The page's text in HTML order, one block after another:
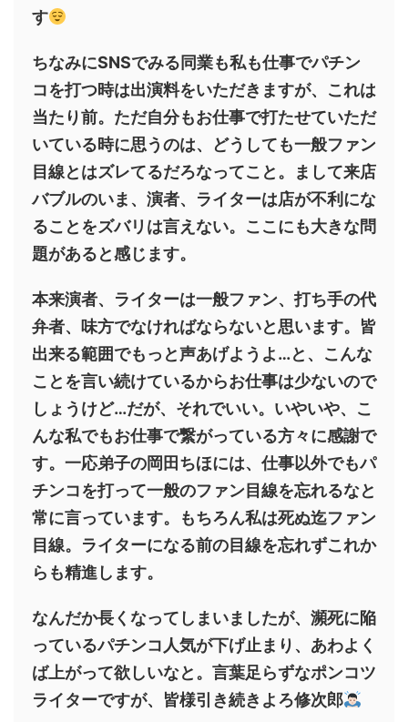
す
ちなみにSNSでみる同業も私も仕事でパチン
コを打つ時は出演料をいただきますが、これは
当たり前。ただ自分もお仕事で打たせていただ
いている時に思うのは、どうしても一般ファン
目線とはズレてるだろなってこと。まして来店
バブルのいま、演者、ライターは店が不利にな
ることをズバリは言えない。ここにも大きな問
題があると感じます。
本来演者、ライターは一般ファン、打ち手の代
弁者、味方でなければならないと思います。皆
出来る範囲でもっと声あげようよ…と、こんな
ことを言い続けているからお仕事は少ないので
しょうけど…だが、それでいい。いやいや、こ
んな私でもお仕事で繋がっている方々に感謝で
す。一応弟子の岡田ちほには、仕事以外でもパ
チンコを打って一般のファン目線を忘れるなと
常に言っています。もちろん私は死ぬ迄ファン
目線。ライターになる前の目線を忘れずこれか
らも精進します。
なんだか長くなってしまいましたが、瀕死に陥
っているパチンコ人気が下げ止まり、あわよく
ば上がって欲しいなと。言葉足らずなポンコツ
ライターですが、皆様引き続きよろ修次郎